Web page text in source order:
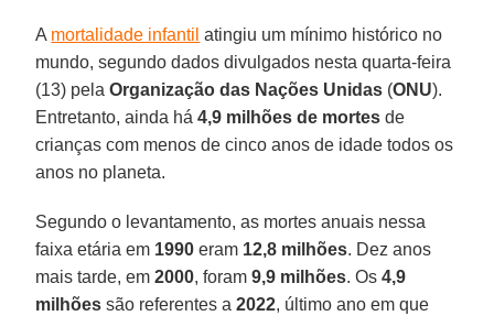
A mortalidade infantil atingiu um mínimo histórico no
mundo, segundo dados divulgados nesta quarta-feira
(13) pelaOrganização das Nações Unidas (ONU).
Entretanto, ainda há4,9 milhões de mortes de
crianças com menos de cinco anos de idade todos os
anos no planeta.
Segundo o levantamento, as mortes anuais nessa
faixa etária em 1990 eram 12,8 milhões. Dez anos
mais tarde, em2000, foram9,9 milhões. Os4,9
milhões são referentes a2022, último ano em que